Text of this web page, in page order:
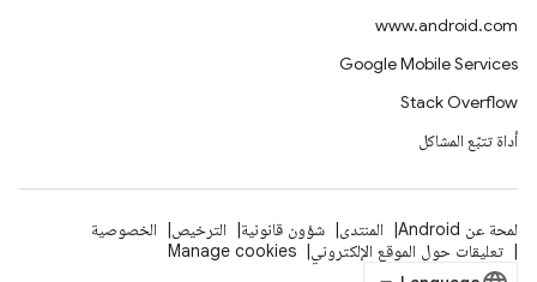
www.android.com
Google Mobile Services
Stack Overflow
أداة تتبّع المشاكل
لمحة عن Android المنتدى شؤون قانونية الترخيص
الخصوصية
تعليقات حول الموقع الإلكتروني
Manage cookies